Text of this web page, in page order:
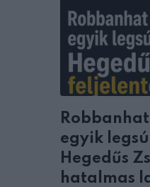
egyik
Hegedűs
hatalmas